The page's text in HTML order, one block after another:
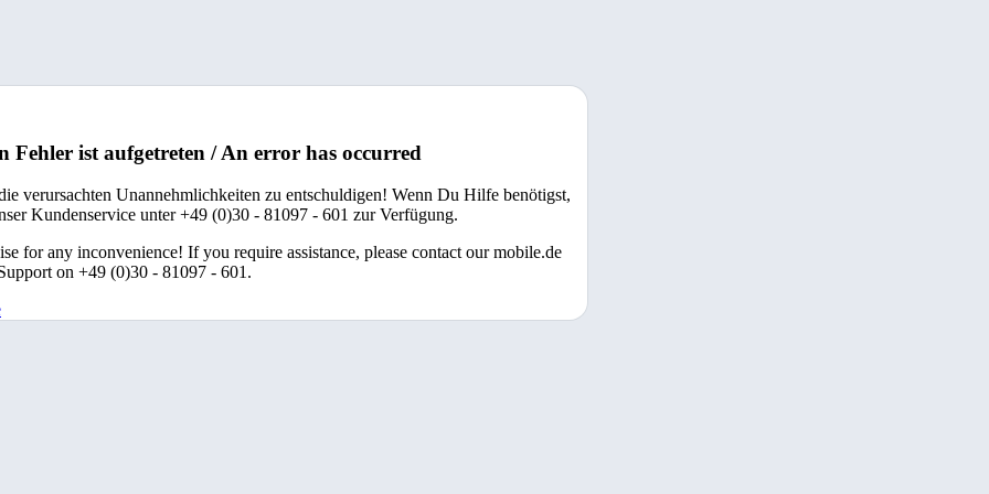
Fehler ist aufgetreten / An error has occurred
verursachten Unannehmlichkeiten zu entschuldigen! Wenn Du Hilfe benötigst,
Kundenservice unter +49 (0)30 - 81097 - 601 zur Verfügung.
for any inconvenience! If you require assistance, please contact our mobile.de
on +49 (0)30 - 81097 - 601.